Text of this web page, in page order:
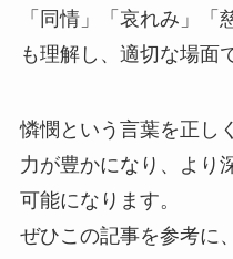
「同情」「哀れみ」
も理解し、適切な場面
憐憫という言葉を正し
力が豊かになり、より
可能になります。
ぜひこの記事を参考に